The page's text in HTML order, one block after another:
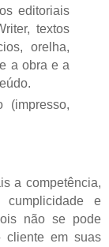
editoriais
textos
orelha,
a obra e a
(impresso,
a competência,
cumplicidade e
não se pode
cliente em suas